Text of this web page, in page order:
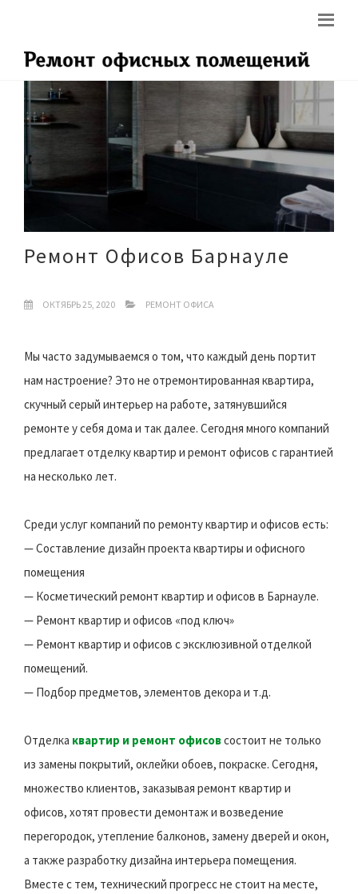
Ремонт Офисов Барнауле
ОКТЯБРЬ 25, 2020 РЕМОНТ ОФИСА
Мы часто задумываемся о том, что каждый день портит
нам настроение? Это не отремонтированная квартира,
скучный серый интерьер на работе, затянувшийся
ремонте у себя дома и так далее. Сегодня много компаний
предлагает отделку квартир и ремонт офисов с гарантией
на несколько лет.
Среди услуг компаний по ремонту квартир и офисов есть:
— Составление дизайн проекта квартиры и офисного
помещения
— Косметический ремонт квартир и офисов в Барнауле.
— Ремонт квартир и офисов «под ключ»
— Ремонт квартир и офисов с эксклюзивной отделкой
помещений.
— Подбор предметов, элементов декора и т.д.
Отделка квартир и ремонт офисовсостоит не только
из замены покрытий, оклейки обоев, покраске. Сегодня,
множество клиентов, заказывая ремонт квартир и
офисов, хотят провести демонтаж и возведение
перегородок, утепление балконов, замену дверей и окон,
а также разработку дизайна интерьера помещения.
Вместе с тем, технический прогресс не стоит на месте,